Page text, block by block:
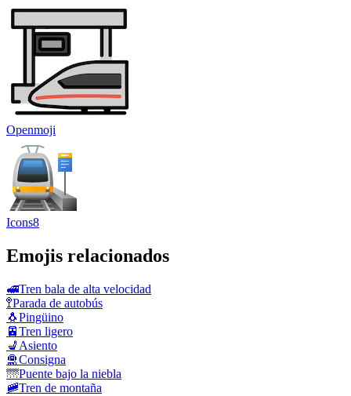
Openmoji
Icons8
Emojis relacionados
🚅Tren bala de alta velocidad
🚏Parada de autobús
🐧Pingüino
🚈Tren ligero
💺 Asiento
🛅Consigna
🌁Puente bajo la niebla
🚞Tren de montaña